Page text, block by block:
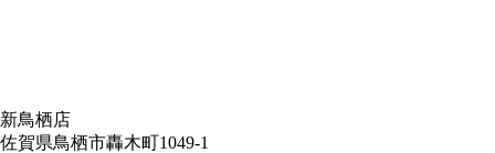
新鳥栖店
佐賀県鳥栖市轟木町1049-1